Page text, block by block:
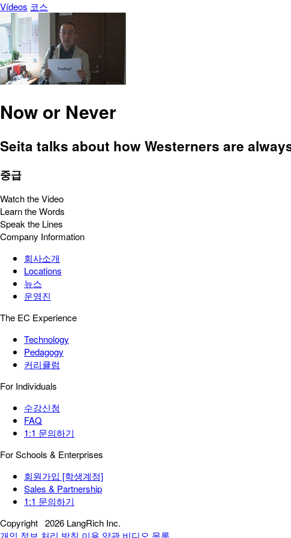
Vídeos 코스
Now or Never
Seita talks about how Westerners are
중급
Watch the Video
Learn the Words
Speak the Lines
Company Information
회사소개
Locations
뉴스
운영진
The EC Experience
Technology
Pedagogy
커리큘럼
For Individuals
수강신청
FAQ
1:1 문의하기
For Schools & Enterprises
회원가입 [학생계정]
Sales & Partnership
1:1 문의하기
Copyright 2026 LangRich Inc.